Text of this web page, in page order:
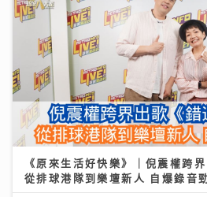
《原來生活好快樂》｜倪震權跨
從排球港隊到樂壇新人 自爆錄音